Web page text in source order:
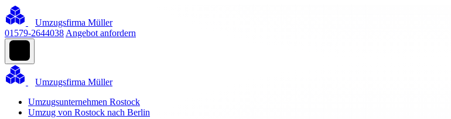
Umzugsfirma Müller
01579-2644038 Angebot anfordern
Umzugsfirma Müller
Umzugsunternehmen Rostock
Umzug von Rostock nach Berlin